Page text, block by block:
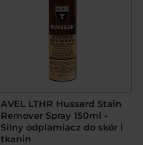
AVEL LTHR Hussard Stain
Remover Spray 150ml -
Silny odplamiacz do skór i
tkanin